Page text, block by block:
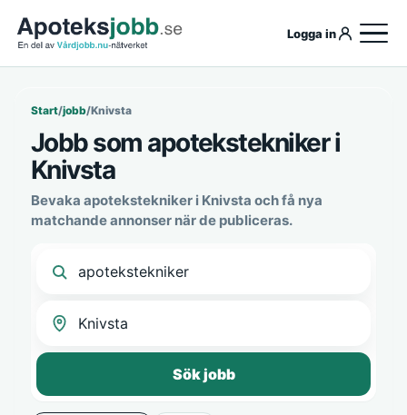
Logga in
Start/jobb/Knivsta
Jobb som apotekstekniker i
Knivsta
Bevaka apotekstekniker i Knivsta och få nya
matchande annonser när de publiceras.
Sök jobb